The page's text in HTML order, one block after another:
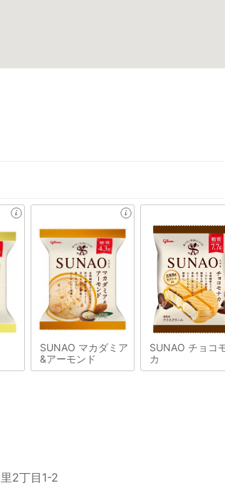
SUNAO マカダミア
&アーモンド
SUNAO チョコ
カ
2丁目1-2